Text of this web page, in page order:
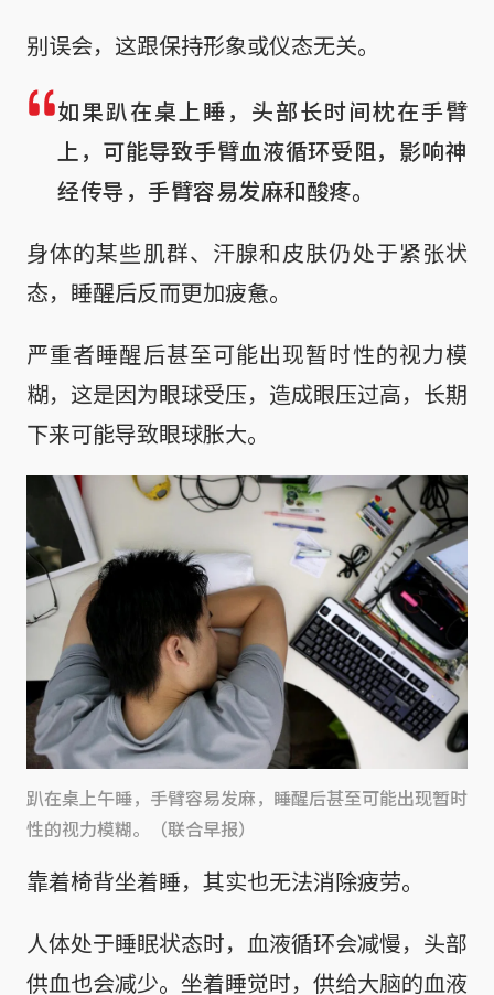
别误会，这跟保持形象或仪态无关。
如果趴在桌上睡，头部长时间枕在手臂
上，可能导致手臂血液循环受阻，影响神
经传导，手臂容易发麻和酸疼。
身体的某些肌群、汗腺和皮肤仍处于紧张状
态，睡醒后反而更加疲惫。
严重者睡醒后甚至可能出现暂时性的视力模
糊，这是因为眼球受压，造成眼压过高，长期
下来可能导致眼球胀大。
趴在桌上午睡，手臂容易发麻，睡醒后甚至可能出现暂时
性的视力模糊。（联合早报）
靠着椅背坐着睡，其实也无法消除疲劳。
人体处于睡眠状态时，血液循环会减慢，头部
供血也会减少。坐着睡觉时，供给大脑的血液